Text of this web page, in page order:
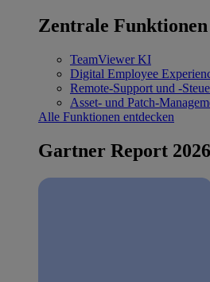
Zentrale Funktionen
TeamViewer KI
Digital Employee
Remote-Support und -
Asset- und Patch-
Alle Funktionen entdecken
Gartner Report 2026